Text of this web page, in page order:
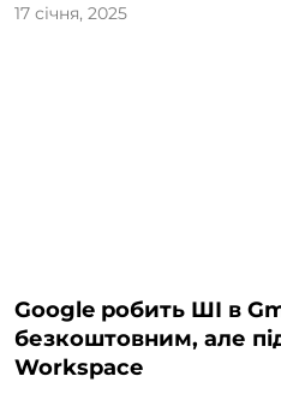
17 січня, 2025
Google робить ШІ в
безкоштовним, але
Workspace